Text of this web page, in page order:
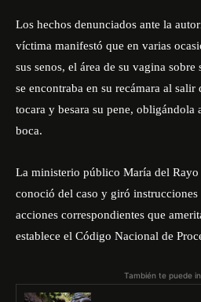
Los hechos denunciados ante la
víctima manifestó que en varias
sus senos, el área de su vagina
se encontraba en su recámara al
tocara y besara su pene, obligándola
boca.
La ministerio público María del Rayo
conoció del caso y giró
acciones correspondientes que
establece el Código Nacional de
También te puede